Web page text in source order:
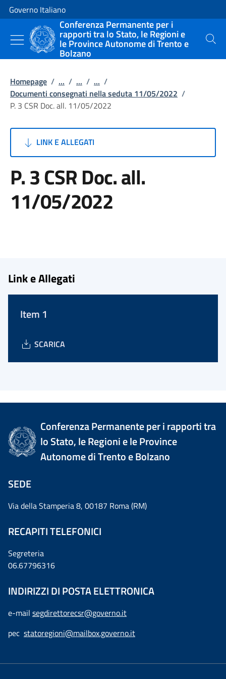
Vai al contenuto
Vai alla navigazione del sito
Governo Italiano
Conferenza Permanente per i
rapporti tra lo Stato, le Regioni e
le Province Autonome di Trento e
Bolzano
Cerca
Homepage / ... / ... / ... /
Documenti consegnati nella seduta 11/05/2022 /
P. 3 CSR Doc. all. 11/05/2022
LINK E ALLEGATI
P. 3 CSR Doc. all.
11/05/2022
Link e Allegati
Item 1
SCARICA
Conferenza Permanente per i rapporti tra
lo Stato, le Regioni e le Province
Autonome di Trento e Bolzano
SEDE
Via della Stamperia 8, 00187 Roma (RM)
RECAPITI TELEFONICI
Segreteria
06.67796316
INDIRIZZI DI POSTA ELETTRONICA
e-mail segdirettorecsr@governo.it
pec statoregioni@mailbox.governo.it